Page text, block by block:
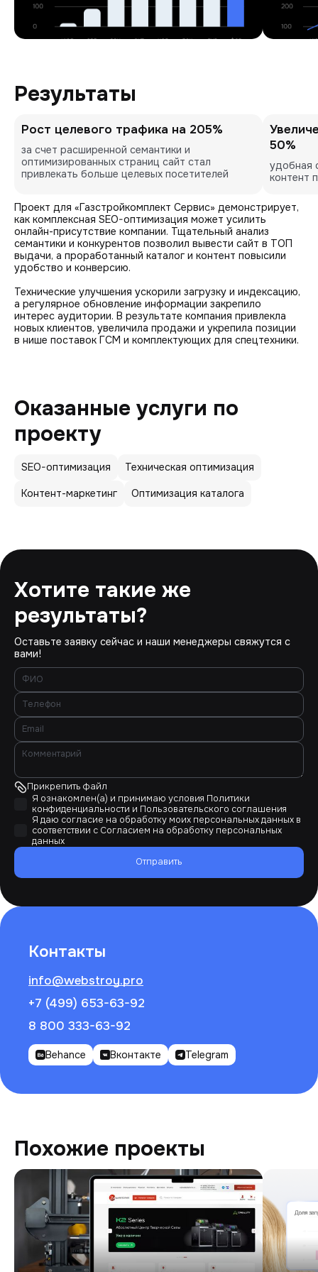
Результаты
Рост целевого трафика на 205%
за счет расширенной семантики и
оптимизированных страниц сайт стал
привлекать больше целевых посетителей
50%
удобная
контент
Проект для «Газстройкомплект Сервис» демонстрирует,
как комплексная SEO-оптимизация может усилить
онлайн-присутствие компании. Тщательный анализ
семантики и конкурентов позволил вывести сайт в ТОП
выдачи, а проработанный каталог и контент повысили
удобство и конверсию.
Технические улучшения ускорили загрузку и индексацию,
а регулярное обновление информации закрепило
интерес аудитории. В результате компания привлекла
новых клиентов, увеличила продажи и укрепила позиции
в нише поставок ГСМ и комплектующих для спецтехники.
Оказанные услуги по
проекту
SEO-оптимизация Техническая оптимизация
Контент-маркетинг Оптимизация каталога
Хотите такие же
результаты?
Оставьте заявку сейчас и наши менеджеры свяжутся с
вами!
Прикрепить файл
Я ознакомлен(а) и принимаю условия Политики
конфиденциальности и Пользовательского соглашения
Я даю согласие на обработку моих персональных данных в
соответствии с Согласием на обработку персональных
данных
Отправить
Контакты
info@webstroy.pro
+7 (499) 653-63-92
8 800 333-63-92
Behance Вконтакте Telegram
Похожие проекты